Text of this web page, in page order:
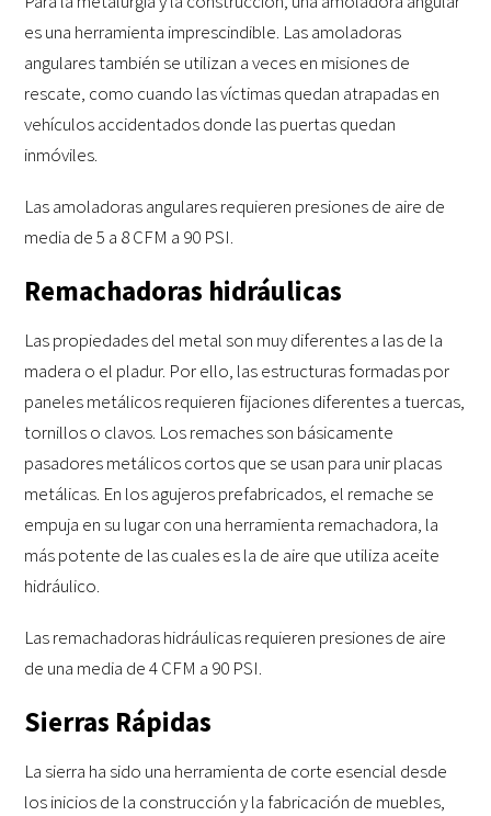
es una herramienta imprescindible. Las amoladoras
angulares también se utilizan a veces en misiones de
rescate, como cuando las víctimas quedan atrapadas en
vehículos accidentados donde las puertas quedan
inmóviles.
Las amoladoras angulares requieren presiones de aire de
media de 5 a 8 CFM a 90 PSI.
Remachadoras hidráulicas
Las propiedades del metal son muy diferentes a las de la
madera o el pladur. Por ello, las estructuras formadas por
paneles metálicos requieren fijaciones diferentes a tuercas,
tornillos o clavos. Los remaches son básicamente
pasadores metálicos cortos que se usan para unir placas
metálicas. En los agujeros prefabricados, el remache se
empuja en su lugar con una herramienta remachadora, la
más potente de las cuales es la de aire que utiliza aceite
hidráulico.
Las remachadoras hidráulicas requieren presiones de aire
de una media de 4 CFM a 90 PSI.
Sierras Rápidas
La sierra ha sido una herramienta de corte esencial desde
los inicios de la construcción y la fabricación de muebles,